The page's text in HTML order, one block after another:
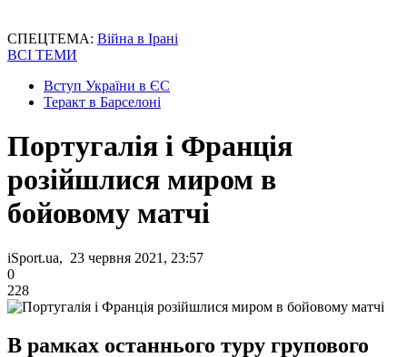
СПЕЦТЕМА: Війна в Ірані
ВСІ ТЕМИ
Вступ України в ЄС
Теракт в Барселоні
Португалія і Франція
розійшлися миром в
бойовому матчі
iSport.ua, 23 червня 2021, 23:57
0
228
В рамках останнього туру групового